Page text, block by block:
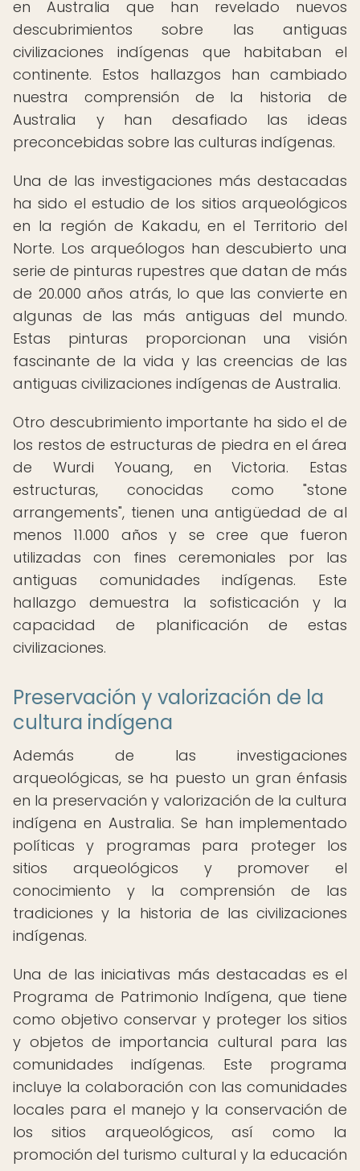
en Australia que han revelado nuevos
descubrimientos sobre las antiguas
civilizaciones indígenas que habitaban el
continente. Estos hallazgos han cambiado
nuestra comprensión de la historia de
Australia y han desafiado las ideas
preconcebidas sobre las culturas indígenas.
Una de las investigaciones más destacadas
ha sido el estudio de los sitios arqueológicos
en la región de Kakadu, en el Territorio del
Norte. Los arqueólogos han descubierto una
serie de pinturas rupestres que datan de más
de 20.000 años atrás, lo que las convierte en
algunas de las más antiguas del mundo.
Estas pinturas proporcionan una visión
fascinante de la vida y las creencias de las
antiguas civilizaciones indígenas de Australia.
Otro descubrimiento importante ha sido el de
los restos de estructuras de piedra en el área
de Wurdi Youang, en Victoria. Estas
estructuras, conocidas como "stone
arrangements", tienen una antigüedad de al
menos 11.000 años y se cree que fueron
utilizadas con fines ceremoniales por las
antiguas comunidades indígenas. Este
hallazgo demuestra la sofisticación y la
capacidad de planificación de estas
civilizaciones.
Preservación y valorización de la
cultura indígena
Además de las investigaciones
arqueológicas, se ha puesto un gran énfasis
en la preservación y valorización de la cultura
indígena en Australia. Se han implementado
políticas y programas para proteger los
sitios arqueológicos y promover el
conocimiento y la comprensión de las
tradiciones y la historia de las civilizaciones
indígenas.
Una de las iniciativas más destacadas es el
Programa de Patrimonio Indígena, que tiene
como objetivo conservar y proteger los sitios
y objetos de importancia cultural para las
comunidades indígenas. Este programa
incluye la colaboración con las comunidades
locales para el manejo y la conservación de
los sitios arqueológicos, así como la
promoción del turismo cultural y la educación